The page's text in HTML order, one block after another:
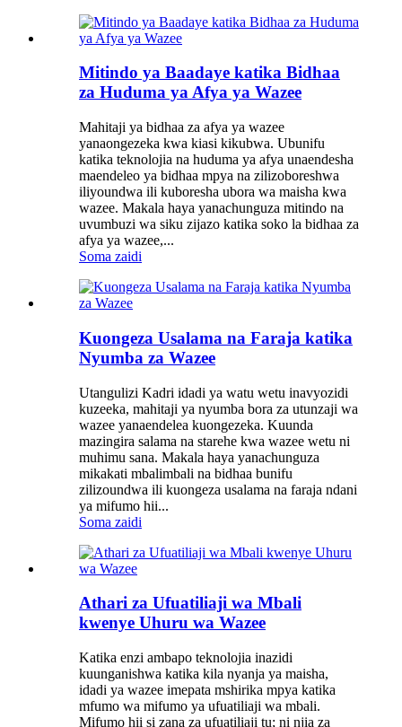
Mitindo ya Baadaye katika Bidhaa
za Huduma ya Afya ya Wazee
Mahitaji ya bidhaa za afya ya wazee
yanaongezeka kwa kiasi kikubwa. Ubunifu
katika teknolojia na huduma ya afya unaendesha
maendeleo ya bidhaa mpya na zilizoboreshwa
iliyoundwa ili kuboresha ubora wa maisha kwa
wazee. Makala haya yanachunguza mitindo na
uvumbuzi wa siku zijazo katika soko la bidhaa za
afya ya wazee,...
Soma zaidi
Kuongeza Usalama na Faraja katika
Nyumba za Wazee
Utangulizi Kadri idadi ya watu wetu inavyozidi
kuzeeka, mahitaji ya nyumba bora za utunzaji wa
wazee yanaendelea kuongezeka. Kuunda
mazingira salama na starehe kwa wazee wetu ni
muhimu sana. Makala haya yanachunguza
mikakati mbalimbali na bidhaa bunifu
zilizoundwa ili kuongeza usalama na faraja ndani
ya mifumo hii...
Soma zaidi
Athari za Ufuatiliaji wa Mbali
kwenye Uhuru wa Wazee
Katika enzi ambapo teknolojia inazidi
kuunganishwa katika kila nyanja ya maisha,
idadi ya wazee imepata mshirika mpya katika
mfumo wa mifumo ya ufuatiliaji wa mbali.
Mifumo hii si zana za ufuatiliaji tu; ni njia za